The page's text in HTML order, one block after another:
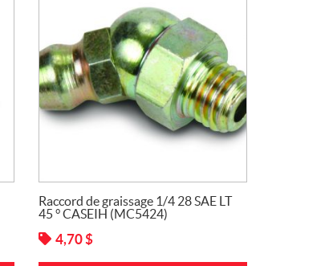
Raccord de graissage 1/4 28 SAE LT
45 ° CASEIH (MC5424)
4,70$